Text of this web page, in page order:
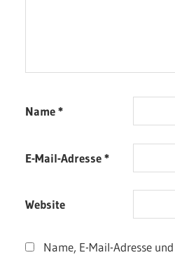
Name*
E-Mail-Adresse*
Website
Name, E-Mail-Adresse